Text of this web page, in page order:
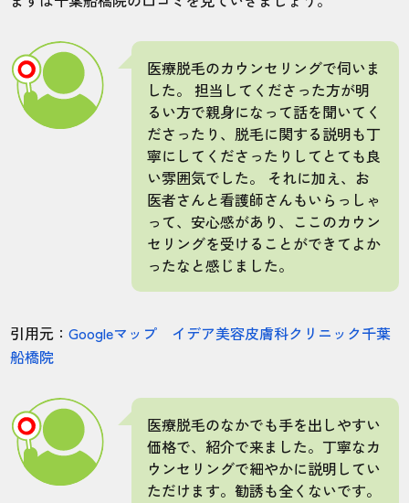
医療脱毛のカウンセリングで伺いま
した。 担当してくださった方が明
るい方で親身になって話を聞いてく
ださったり、脱毛に関する説明も丁
寧にしてくださったりしてとても良
い雰囲気でした。 それに加え、お
医者さんと看護師さんもいらっしゃ
って、安心感があり、ここのカウン
セリングを受けることができてよか
ったなと感じました。
引用元：Googleマップ イデア美容皮膚科クリニック千葉
船橋院
医療脱毛のなかでも手を出しやすい
価格で、紹介で来ました。丁寧なカ
ウンセリングで細やかに説明してい
ただけます。勧誘も全くないです。